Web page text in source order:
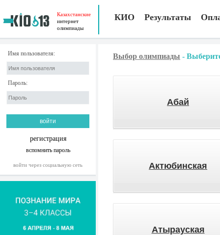
Казахстанские
интернет
олимпиады
КИО Результаты
Имя пользователя:
Пароль:
регистрация
вспомнить пароль
войти через социальную сеть
Выбор олимпиады -
Абай
Актюбинская
Атырауская